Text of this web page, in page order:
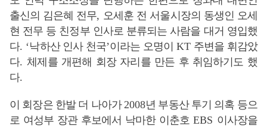
출신의 김은혜 전무, 오세훈 전 서울시장의 동생인 오세
현 전무 등 친정부 인사로 분류되는 사람을 대거 영입했
다. ‘낙하산 인사 천국’이라는 오명이 KT 주변을 휘감았
다. 체제를 개편해 회장 자리를 만든 후 취임하기도 했
다.
이 회장은 한발 더 나아가2008년 부동산 투기 의혹 등으
로 여성부 장관 후보에서 낙마한 이춘호 EBS 이사장을